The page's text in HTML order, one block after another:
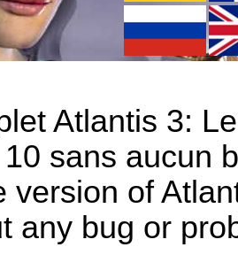
Atlantis 3:
sans aucun
version of
any bug or